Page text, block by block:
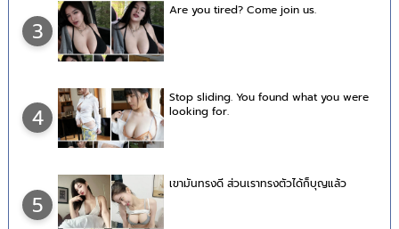
3
Are you tired? Come join us.
4
Stop sliding. You found what you were
looking for.
5
เขามันทรงดี ส่วนเราทรงตัวได้ก็บุญแล้ว